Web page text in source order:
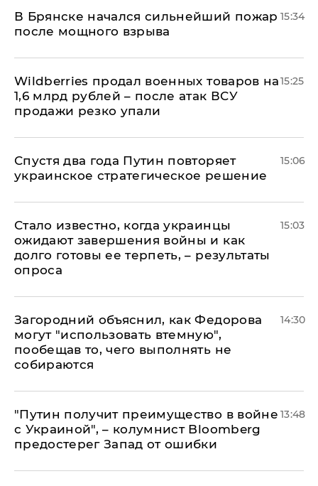
В Брянске начался сильнейший пожар
после мощного взрыва
15:34
​Wildberries продал военных товаров на
1,6 млрд рублей – после атак ВСУ
продажи резко упали
15:25
Спустя два года Путин повторяет
украинское стратегическое решение
15:06
Стало известно, когда украинцы
ожидают завершения войны и как
долго готовы ее терпеть, – результаты
опроса
15:03
Загородний объяснил, как Федорова
могут "использовать втемную",
пообещав то, чего выполнять не
собираются
14:30
"Путин получит преимущество в войне
с Украиной", – колумнист Bloomberg
предостерег Запад от ошибки
13:48